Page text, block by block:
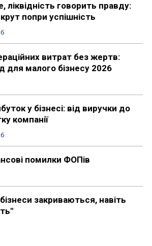
ліквідність говорить правду:
попри успішність
витрат без жертв:
для малого бізнесу 2026
у бізнесі: від виручки до
компанії
помилки ФОПів
закриваються, навіть